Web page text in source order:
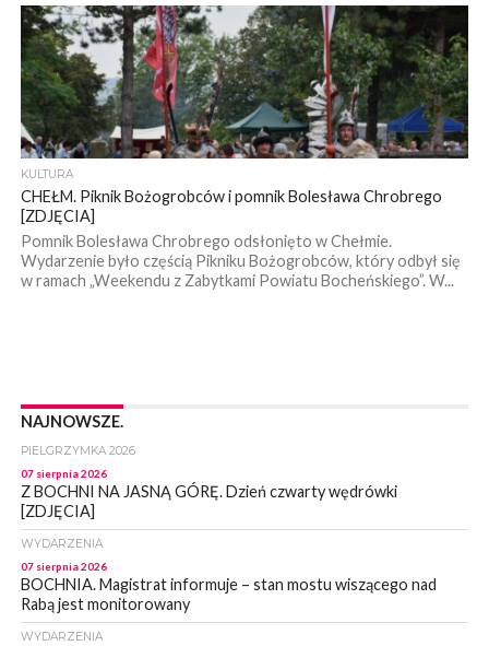
KULTURA
CHEŁM. Piknik Bożogrobców i pomnik Bolesława Chrobrego
[ZDJĘCIA]
Pomnik Bolesława Chrobrego odsłonięto w Chełmie.
Wydarzenie było częścią Pikniku Bożogrobców, który odbył się
w ramach „Weekendu z Zabytkami Powiatu Bocheńskiego”. W...
NAJNOWSZE.
PIELGRZYMKA 2026
07 sierpnia 2026
Z BOCHNI NA JASNĄ GÓRĘ. Dzień czwarty wędrówki
[ZDJĘCIA]
WYDARZENIA
07 sierpnia 2026
BOCHNIA. Magistrat informuje – stan mostu wiszącego nad
Rabą jest monitorowany
WYDARZENIA